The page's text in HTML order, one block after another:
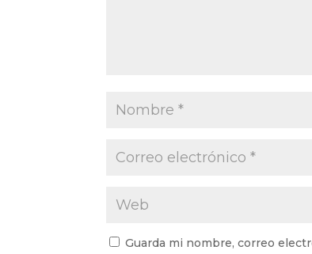
Guarda mi nombre, correo